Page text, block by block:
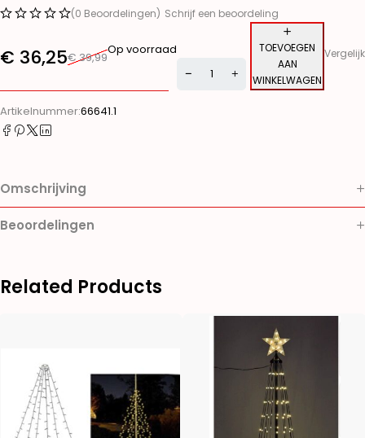
(0 Beoordelingen) Schrijf een beoordeling
€39,99
€ 36,25 Op voorraad
TOEVOEGEN
AAN
WINKELWAGEN
Vergelijk
Artikelnummer:66641.1
Omschrijving
Beoordelingen
Related Products